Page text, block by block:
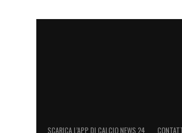
SCARICA L’APP DI CALCIO NEWS 24